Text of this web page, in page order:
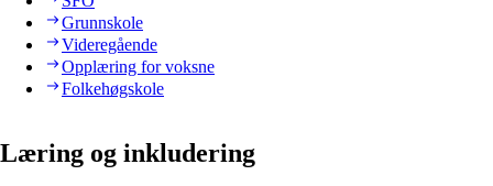
Grunnskole
Videregående
Opplæring for voksne
Folkehøgskole
Læring og inkludering